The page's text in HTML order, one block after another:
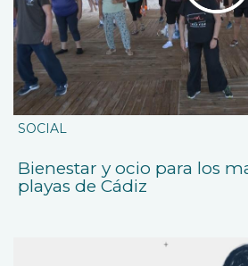
SOCIAL
Bienestar y ocio para los
playas de Cádiz